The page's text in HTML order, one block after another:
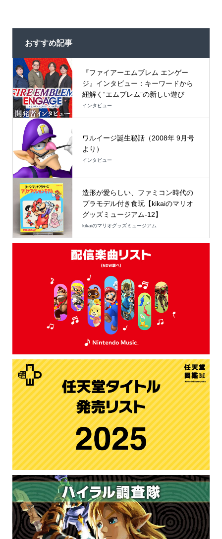
おすすめ記事
『ファイアーエムブレム エンゲー
ジ』インタビュー：キーワードから
紐解く“エムブレム”の新しい遊び
インタビュー
ワルイージ誕生秘話（2008年 9月号
より）
インタビュー
造形が愛らしい、ファミコン時代の
プラモデル付き食玩【kikaiのマリオ
グッズミュージアム-12】
kikaiのマリオグッズミュージアム